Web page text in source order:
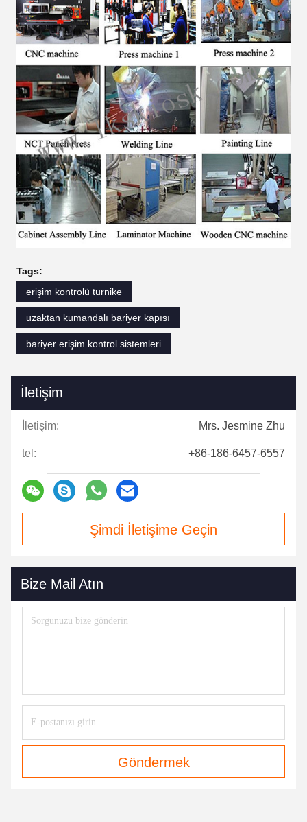
Tags:
erişim kontrolü turnike
uzaktan kumandalı bariyer kapısı
bariyer erişim kontrol sistemleri
İletişim
İletişim: Mrs. Jesmine Zhu
tel: +86-186-6457-6557
Şimdi İletişime Geçin
Bize Mail Atın
Göndermek